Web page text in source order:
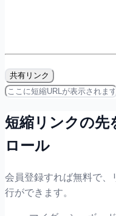
共有リンク
短縮リンクの先
ロール
会員登録すれば無料で、
行ができます。